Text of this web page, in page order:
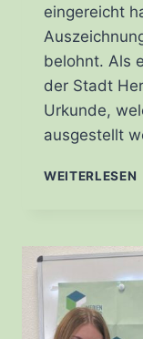
eingereicht
belohnt. Als
der Stadt
Urkunde,
ausgestellt
WEITERLESEN